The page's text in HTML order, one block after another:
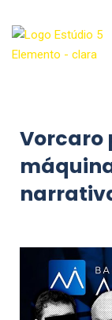
Vorcaro